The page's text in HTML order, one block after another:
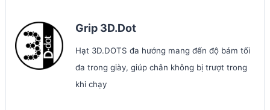
Grip 3D.Dot
Hạt 3D.DOTS đa hướng mang đến độ bám tối
đa trong giày, giúp chân không bị trượt trong
khi chạy